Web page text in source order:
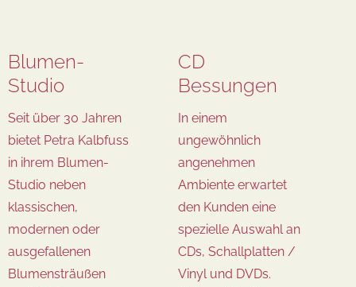
Blumen-
Studio
Seit über 30 Jahren
bietet Petra Kalbfuss
in ihrem Blumen-
Studio neben
klassischen,
modernen oder
ausgefallenen
Blumensträußen
CD
Bessungen
In einem
ungewöhnlich
angenehmen
Ambiente erwartet
den Kunden eine
spezielle Auswahl an
CDs, Schallplatten /
Vinyl und DVDs.